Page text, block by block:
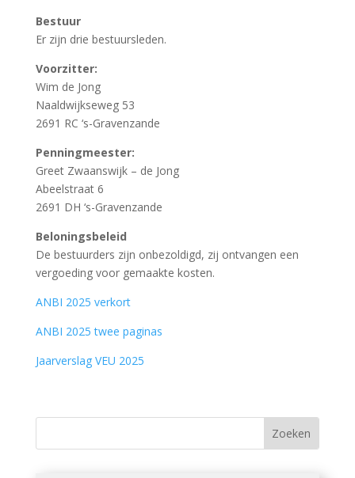
Bestuur
Er zijn drie bestuursleden.
Voorzitter:
Wim de Jong
Naaldwijkseweg 53
2691 RC ‘s-Gravenzande
Penningmeester:
Greet Zwaanswijk – de Jong
Abeelstraat 6
2691 DH ‘s-Gravenzande
Beloningsbeleid
De bestuurders zijn onbezoldigd, zij ontvangen een
vergoeding voor gemaakte kosten.
ANBI 2025 verkort
ANBI 2025 twee paginas
Jaarverslag VEU 2025